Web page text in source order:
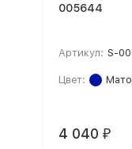
005644
Артикул: S-
Цвет:
4 040 ₽